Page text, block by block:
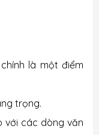
chính là một điểm
trọng.
với các dòng văn